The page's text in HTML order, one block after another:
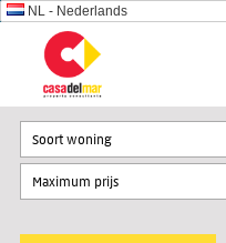
NL - Nederlands
Soort woning